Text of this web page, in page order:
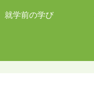
就学前の学び